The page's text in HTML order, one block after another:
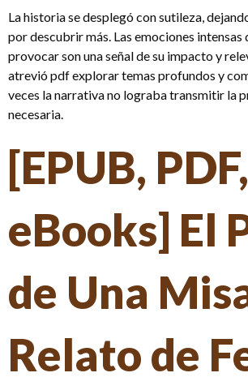
La historia se desplegó con sutileza,
por descubrir más. Las emociones intensas
provocar son una señal de su impacto y
atrevió pdf explorar temas profundos y
veces la narrativa no lograba transmitir la
necesaria.
[EPUB, PDF,
eBooks] El
de Una
Relato de